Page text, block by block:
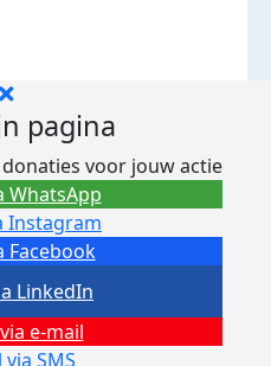
pagina
voor jouw actie
Facebook
Instagram
e-mail
via SMS
LinkedIn
WhatsApp